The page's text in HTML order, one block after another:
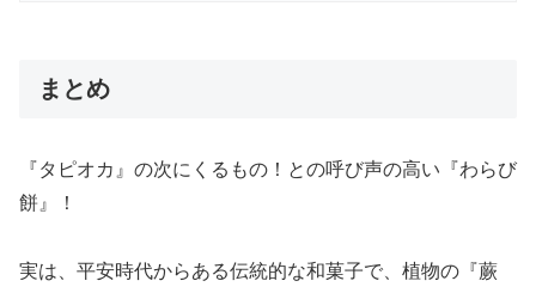
まとめ
『タピオカ』の次にくるもの！との呼び声の高い『わらび
餅』！
実は、平安時代からある伝統的な和菓子で、植物の『蕨